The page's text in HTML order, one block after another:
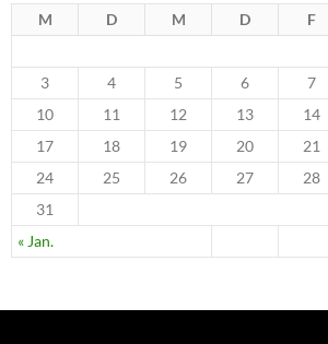
M D M D F
« Jan.
3
4 5 6 7
10
11 12 13 14
17
18 19 20 21
24
25 26 27 28
31